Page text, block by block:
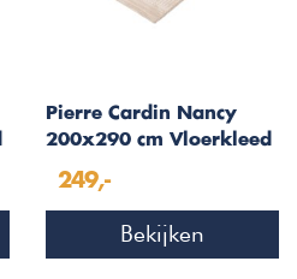
Pierre Cardin Nancy
200x290 cm Vloerkleed
249,-
Bekijken